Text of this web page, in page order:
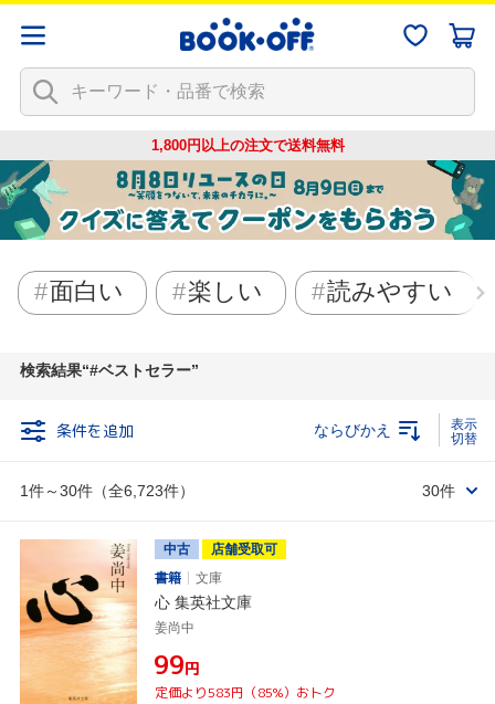
1,800円以上の注文で送料無料
面白い 楽しい 読みやすい
検索結果 #ベストセラー
条件を追加
1件～30件（全6,723件）
ならびかえ
30件
中古
店舗受取可
書籍
文庫
心 集英社文庫
姜尚中
¥99円
定価より583円（85%）おトク